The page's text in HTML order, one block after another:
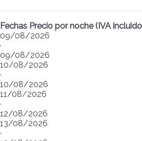
Fechas Precio por noche (IVA
09/08/2026
·
09/08/2026
10/08/2026
·
10/08/2026
11/08/2026
·
12/08/2026
13/08/2026
·